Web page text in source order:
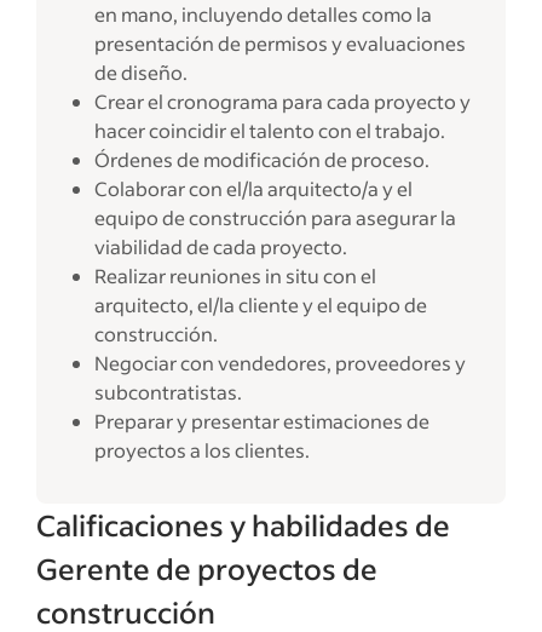
en mano, incluyendo detalles como la
presentación de permisos y evaluaciones
de diseño.
Crear el cronograma para cada proyecto y
hacer coincidir el talento con el trabajo.
Órdenes de modificación de proceso.
Colaborar con el/la arquitecto/a y el
equipo de construcción para asegurar la
viabilidad de cada proyecto.
Realizar reuniones in situ con el
arquitecto, el/la cliente y el equipo de
construcción.
Negociar con vendedores, proveedores y
subcontratistas.
Preparar y presentar estimaciones de
proyectos a los clientes.
Calificaciones y habilidades de
Gerente de proyectos de
construcción